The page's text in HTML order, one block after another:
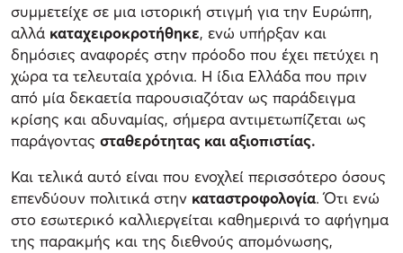
συμμετείχε σε μια ιστορική στιγμή για την Ευρώπη,
αλλά καταχειροκροτήθηκε, ενώ υπήρξαν και
δημόσιες αναφορές στην πρόοδο που έχει πετύχει η
χώρα τα τελευταία χρόνια. Η ίδια Ελλάδα που πριν
από μία δεκαετία παρουσιαζόταν ως παράδειγμα
κρίσης και αδυναμίας, σήμερα αντιμετωπίζεται ως
παράγοντας σταθερότητας και αξιοπιστίας.
Και τελικά αυτό είναι που ενοχλεί περισσότερο όσους
επενδύουν πολιτικά στην καταστροφολογία. Ότι ενώ
στο εσωτερικό καλλιεργείται καθημερινά το αφήγημα
της παρακμής και της διεθνούς απομόνωσης,